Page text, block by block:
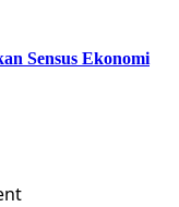
Sensus Ekonomi